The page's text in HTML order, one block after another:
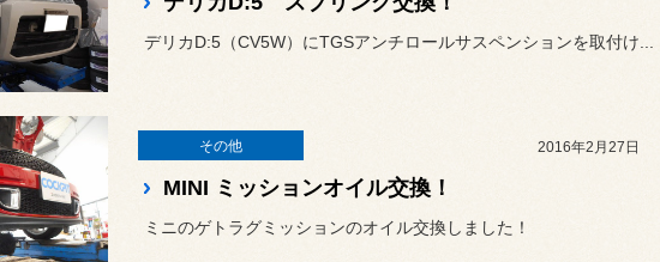
デリカD:5（CV5W）にTGSアンチロールサスペンションを取付け...
その他 2016年2月27日
MINI ミッションオイル交換！
ミニのゲトラグミッションのオイル交換しました！